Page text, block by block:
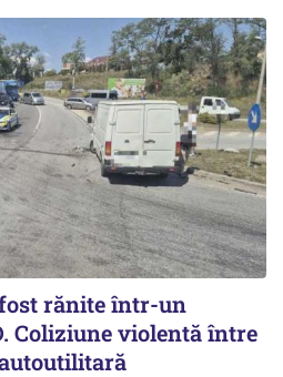
rănite într-un
Coliziune violentă între